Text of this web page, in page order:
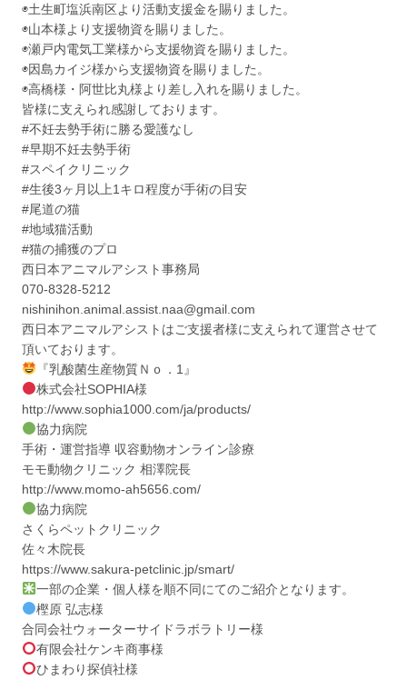
◉土生町塩浜南区より活動支援金を賜りました。
◉山本様より支援物資を賜りました。
◉瀬戸内電気工業様から支援物資を賜りました。
◉因島カイジ様から支援物資を賜りました。
◉高橋様・阿世比丸様より差し入れを賜りました。
皆様に支えられ感謝しております。
#不妊去勢手術に勝る愛護なし
#早期不妊去勢手術
#スペイクリニック
#生後3ヶ月以上1キロ程度が手術の目安
#尾道の猫
#地域猫活動
#猫の捕獲のプロ
西日本アニマルアシスト事務局
070-8328-5212
nishinihon.animal.assist.naa@gmail.com
西日本アニマルアシストはご支援者様に支えられて運営させて
頂いております。
『乳酸菌生産物質Ｎｏ．1』
株式会社SOPHIA様
http://www.sophia1000.com/ja/products/
協力病院
手術・運営指導 収容動物オンライン診療
モモ動物クリニック 相澤院長
http://www.momo-ah5656.com/
協力病院
さくらペットクリニック
佐々木院長
https://www.sakura-petclinic.jp/smart/
一部の企業・個人様を順不同にてのご紹介となります。
樫原 弘志様
合同会社ウォーターサイドラボラトリー様
有限会社ケンキ商事様
ひまわり探偵社様